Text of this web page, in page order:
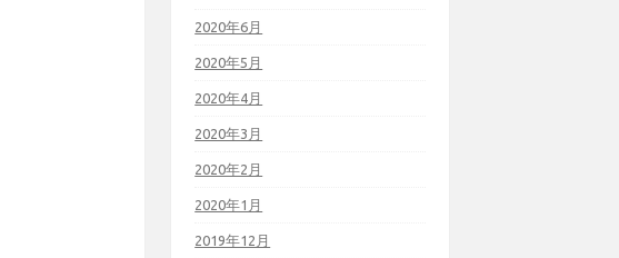
2020年6月
2020年5月
2020年4月
2020年3月
2020年2月
2020年1月
2019年12月